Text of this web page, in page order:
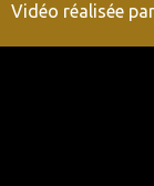
Vidéo réalisée